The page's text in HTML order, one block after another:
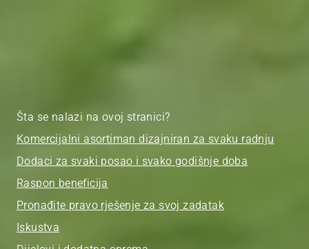
Šta se nalazi na ovoj stranici?
Komercijalni asortiman dizajniran za svaku radnju
Dodaci za svaki posao i svako godišnje doba
Raspon beneficija
Pronađite pravo rješenje za svoj zadatak
Iskustva